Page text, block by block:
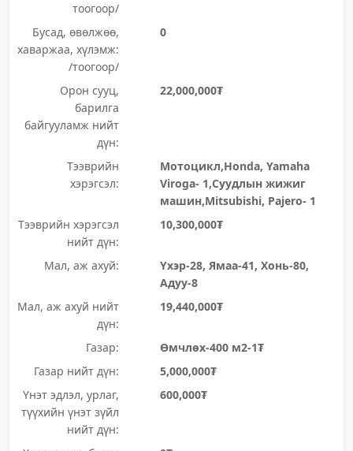
тоогоор/
Бусад, өвөлжөө,
хаваржаа, хүлэмж:
/тоогоор/
0
Орон сууц,
барилга
байгууламж нийт
дүн:
22,000,000₮
Тээврийн
хэрэгсэл:
Мотоцикл,Honda, Yamaha
Viroga- 1,Суудлын жижиг
машин,Mitsubishi, Pajero- 1
Тээврийн хэрэгсэл
нийт дүн:
10,300,000₮
Мал, аж ахуй:
Үхэр-28, Ямаа-41, Хонь-80,
Адуу-8
Мал, аж ахуй нийт
дүн:
19,440,000₮
Газар:
Өмчлөх-400 м2-1₮
Газар нийт дүн:
5,000,000₮
Үнэт эдлэл, урлаг,
түүхийн үнэт зүйл
нийт дүн:
600,000₮